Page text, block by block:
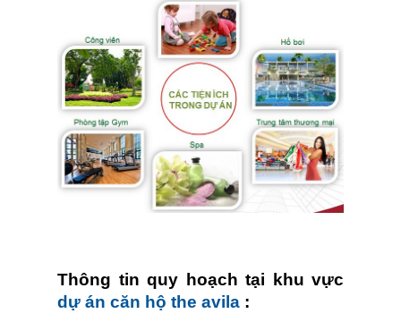
Thông tin quy hoạch tại khu vực
dự án căn hộ the avila :